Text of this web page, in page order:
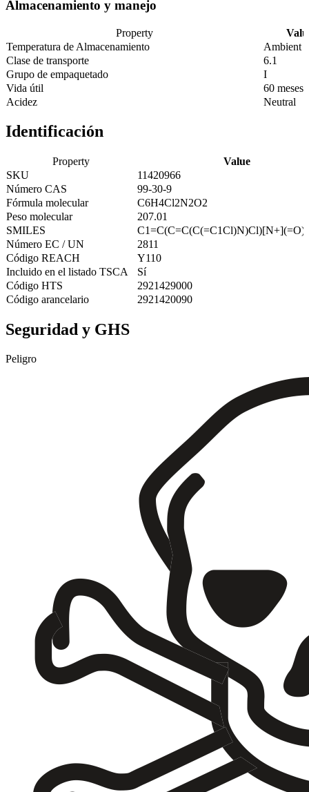
Almacenamiento y manejo
Property
Temperatura de Almacenamiento
Ambient
Clase de transporte
6.1
Grupo de empaquetado
I
Vida útil
60 meses
Acidez
Neutral
Identificación
Property
Value
SKU
11420966
Número CAS
99-30-9
Fórmula molecular
C6H4Cl2N2O2
Peso molecular
207.01
SMILES
Número EC / UN
2811
Código REACH
Y110
Incluido en el listado TSCA
Sí
Código HTS
2921429000
Código arancelario
2921420090
Seguridad y GHS
Peligro